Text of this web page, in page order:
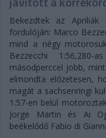
Bekezdtek az
fordulóján: Marco
mind a négy
Bezzecchi
másodperccel jobb,
elmondta előzetesen,
magát a sachsenringi
1:57-en belül
Jorge Martin és Ai
beékelődő Fabio di